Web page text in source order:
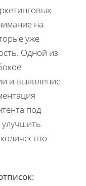
на
уже
Одной из
и выявление
под